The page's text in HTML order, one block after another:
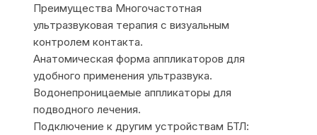
Преимущества Многочастотная
ультразвуковая терапия с визуальным
контролем контакта.
Анатомическая форма аппликаторов для
удобного применения ультразвука.
Водонепроницаемые аппликаторы для
подводного лечения.
Подключение к другим устройствам БТЛ: